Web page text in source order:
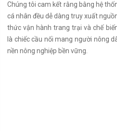
Chúng tôi cam kết rằng bằng hệ
cá nhân đều dễ dàng truy xuất
thức vận hành trang trại và chế
là chiếc cầu nối mang người nông
nền nông nghiệp bền vững.